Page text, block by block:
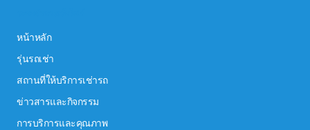
หน้าหลัก
รุ่นรถเช่า
สถานที่ให้บริการเช่ารถ
ข่าวสารและกิจกรรม
การบริการและคุณภาพ